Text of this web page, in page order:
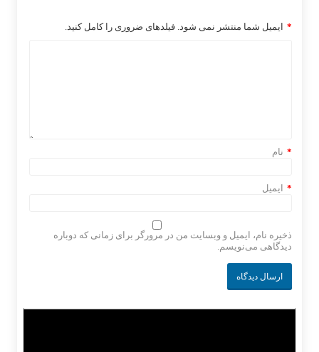
ایمیل شما منتشر نمی شود. فیلدهای ضروری را کامل کنید. *
نام *
ایمیل *
ذخیره نام، ایمیل و وبسایت من در مرورگر برای زمانی که دوباره
دیدگاهی می‌نویسم.